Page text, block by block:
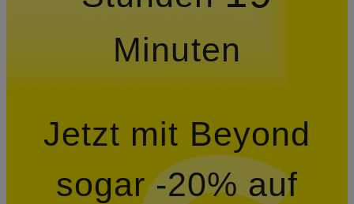
Minuten
Jetzt mit Beyond
sogar -20% auf